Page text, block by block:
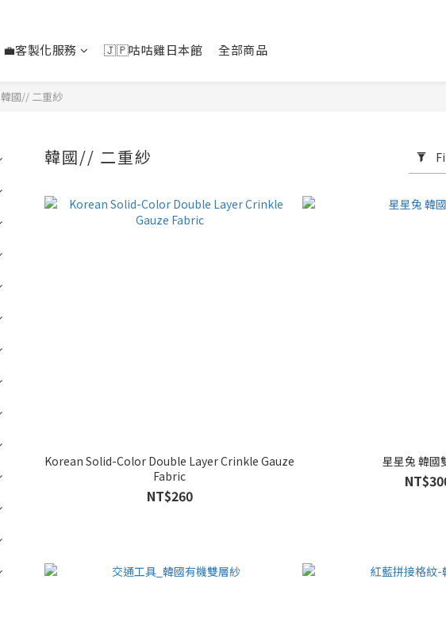
💼客製化服務 🇯🇵咕咕雞日本館 全部商品
韓國// 二重紗
韓國// 二重紗
Korean Solid-Color Double Layer Crinkle Gauze
Fabric
NT$260
星星兔 韓國